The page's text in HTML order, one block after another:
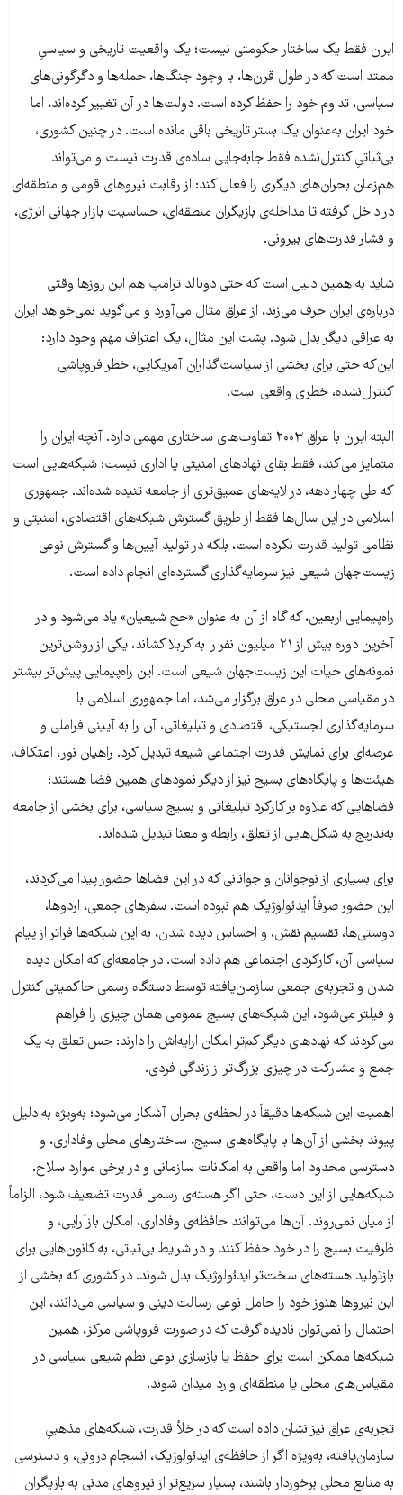
ایران فقط یک ساختار حکومتی نیست؛ یک واقعیت تاریخی و سیاسیِ
ممتد است که در طول قرن‌ها، با وجود جنگ‌ها، حمله‌ها و دگرگونی‌های
سیاسی، تداوم خود را حفظ کرده است. دولت‌ها در آن تغییر کرده‌اند، اما
خود ایران به‌عنوان یک بستر تاریخی باقی مانده است. در چنین کشوری،
بی‌ثباتیِ کنترل‌نشده فقط جابه‌جایی ساده‌ی قدرت نیست و می‌تواند
هم‌زمان بحران‌های دیگری را فعال کند: از رقابت نیروهای قومی و منطقه‌ای
در داخل گرفته تا مداخله‌ی بازیگران منطقه‌ای، حساسیت بازار جهانی انرژی،
و فشار قدرت‌های بیرونی.
شاید به همین دلیل است که حتی دونالد ترامپ هم این روزها وقتی
درباره‌ی ایران حرف می‌زند، از عراق مثال می‌آورد و می‌گوید نمی‌خواهد ایران
به عراقی دیگر بدل شود. پشت این مثال، یک اعتراف مهم وجود دارد:
این‌که حتی برای بخشی از سیاست‌گذاران آمریکایی، خطر فروپاشی
کنترل‌نشده، خطری واقعی است.
البته ایران با عراق ۲۰۰۳ تفاوت‌های ساختاری مهمی دارد. آنچه ایران را
متمایز می‌کند، فقط بقای نهادهای امنیتی یا اداری نیست؛ شبکه‌هایی است
که طی چهار دهه، در لایه‌های عمیق‌تری از جامعه تنیده شده‌اند. جمهوری
اسلامی در این سال‌ها فقط از طریق گسترش شبکه‌های اقتصادی، امنیتی و
نظامی تولید قدرت نکرده است، بلکه در تولید آیین‌ها و گسترش نوعی
زیست‌جهان شیعی نیز سرمایه‌گذاری گسترده‌ای انجام داده است.
راه‌پیمایی اربعین، که گاه از آن به عنوان «حج شیعیان» یاد می‌شود و در
آخرین دوره بیش از ۲۱ میلیون نفر را به کربلا کشاند، یکی از روشن‌ترین
نمونه‌های حیات این زیست‌جهان شیعی است. این راه‌پیمایی پیش‌تر بیشتر
در مقیاسی محلی در عراق برگزار می‌شد، اما جمهوری اسلامی با
سرمایه‌گذاری لجستیکی، اقتصادی و تبلیغاتی، آن را به آیینی فراملی و
عرصه‌ای برای نمایش قدرت اجتماعی شیعه تبدیل کرد. راهیان نور، اعتکاف،
هیئت‌ها و پایگاه‌های بسیج نیز از دیگر نمودهای همین فضا هستند؛
فضاهایی که علاوه بر کارکرد تبلیغاتی و بسیج سیاسی، برای بخشی از جامعه
به‌تدریج به شکل‌هایی از تعلق، رابطه و معنا تبدیل شده‌اند.
برای بسیاری از نوجوانان و جوانانی که در این فضاها حضور پیدا می‌کردند،
این حضور صرفاً ایدئولوژیک هم نبوده است. سفرهای جمعی، اردوها،
دوستی‌ها، تقسیم نقش، و احساس دیده شدن، به این شبکه‌ها فراتر از پیام
سیاسی آن، کارکردی اجتماعی هم داده است. در جامعه‌ای که امکان دیده
شدن و تجربه‌ی جمعی سازمان‌یافته توسط دستگاه رسمی حاکمیتی کنترل
و فیلتر می‌شود، این شبکه‌های بسیج عمومی همان چیزی را فراهم
می‌کردند که نهادهای دیگر کم‌تر امکان ارایه‌اش را دارند: حس تعلق به یک
جمع و مشارکت در چیزی بزرگ‌تر از زندگی فردی.
اهمیت این شبکه‌ها دقیقاً در لحظه‌ی بحران آشکار می‌شود؛ به‌ویژه به دلیل
پیوند بخشی از آن‌ها با پایگاه‌های بسیج، ساختارهای محلی وفاداری، و
دسترسی محدود اما واقعی به امکانات سازمانی و در برخی موارد سلاح.
شبکه‌هایی از این دست، حتی اگر هسته‌ی رسمی قدرت تضعیف شود، الزاماً
از میان نمی‌روند. آن‌ها می‌توانند حافظه‌ی وفاداری، امکان بازآرایی، و
ظرفیت بسیج را در خود حفظ کنند و در شرایط بی‌ثباتی، به کانون‌هایی برای
بازتولید هسته‌های سخت‌تر ایدئولوژیک بدل شوند. در کشوری که بخشی از
این نیروها هنوز خود را حامل نوعی رسالت دینی و سیاسی می‌دانند، این
احتمال را نمی‌توان نادیده گرفت که در صورت فروپاشی مرکز، همین
شبکه‌ها ممکن است برای حفظ یا بازسازی نوعی نظم شیعی سیاسی در
مقیاس‌های محلی یا منطقه‌ای وارد میدان شوند.
تجربه‌ی عراق نیز نشان داده است که در خلأ قدرت، شبکه‌های مذهبیِ
سازمان‌یافته، به‌ویژه اگر از حافظه‌ی ایدئولوژیک، انسجام درونی، و دسترسی
به منابع محلی برخوردار باشند، بسیار سریع‌تر از نیروهای مدنی به بازیگران